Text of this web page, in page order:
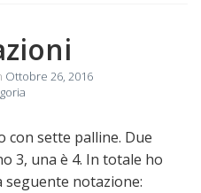
Ottobre 26, 2016
con sette palline. Due
3, una è 4. In totale ho
seguente notazione: